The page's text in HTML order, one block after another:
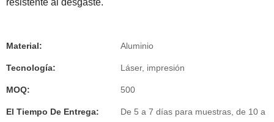
resistente al desgaste.
Material: Aluminio
Tecnología: Láser, impresión
MOQ: 500
El Tiempo De Entrega:
De 5 a 7 días para muestras, de 10 a